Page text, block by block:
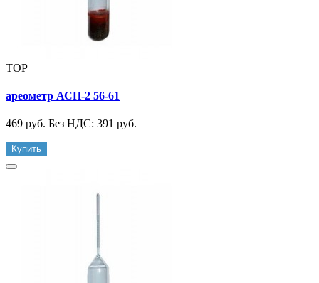
TOP
ареометр АСП-2 56-61
469 руб. Без НДС: 391 руб.
Купить